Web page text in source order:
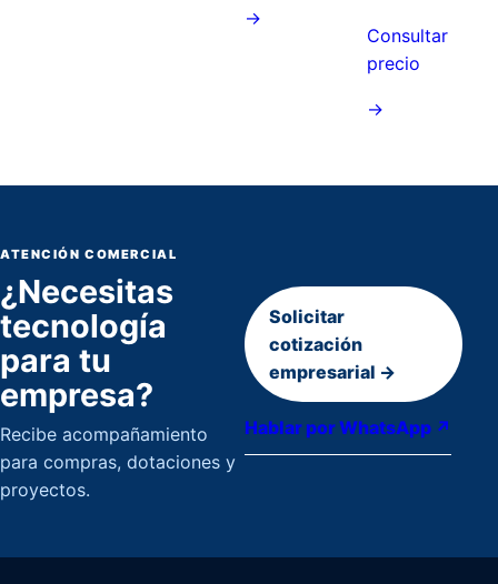
→
Consultar
precio
→
ATENCIÓN COMERCIAL
¿Necesitas
tecnología
para tu
empresa?
Recibe acompañamiento
para compras, dotaciones y
proyectos.
Solicitar
cotización
empresarial →
Hablar por WhatsApp ↗